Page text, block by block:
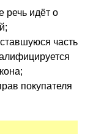
речь идёт о
часть
покупателя